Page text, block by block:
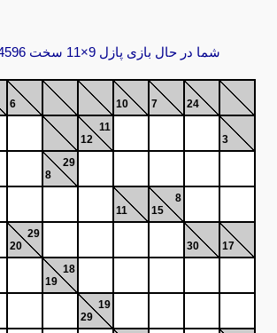
شما در حال بازی پازل 9×11 سخت 24596 می‌باشید
6 10 7
24
11
12
3
29
8
11
8
15
29
20
30
17
18
19
19
29